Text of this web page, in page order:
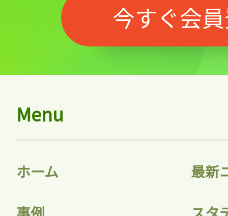
今すぐ会
Menu
ホーム 最新